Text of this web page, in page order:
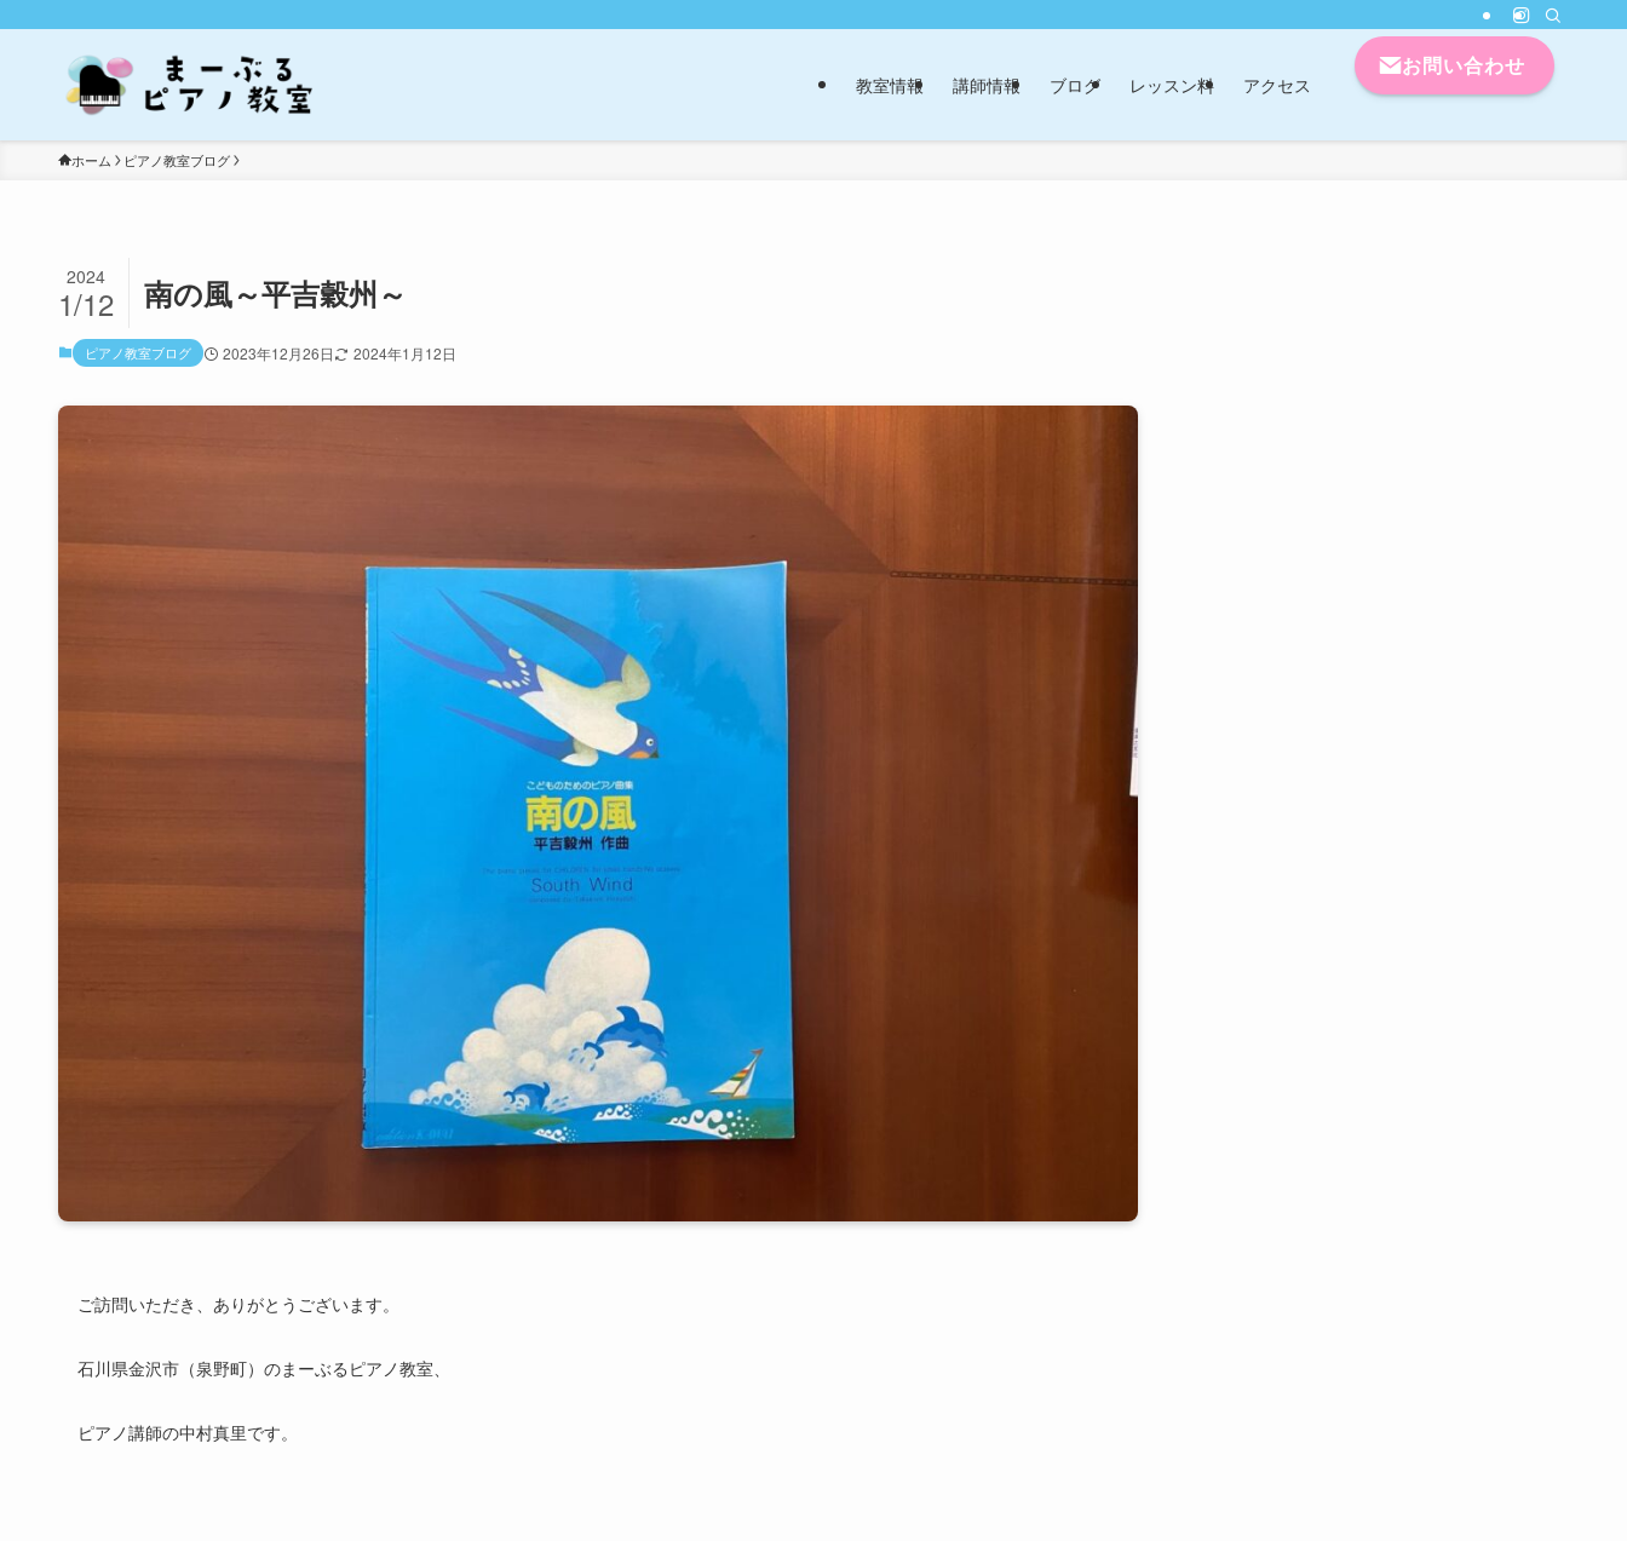
教室情報 講師情報 ブログ レッスン料 アクセス
お問い合わせ
ホーム ピアノ教室ブログ
南の風～平吉穀州～
2024
1/12
ピアノ教室ブログ 2023年12月26日 2024年1月12日
ご訪問いただき、ありがとうございます。
石川県金沢市（泉野町）のまーぶるピアノ教室、
ピアノ講師の中村真里です。